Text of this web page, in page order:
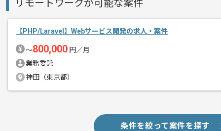
メント
リモートワークが可能な案件
【PHP/Laravel】Webサービス開発の求人・案件
〜800,000 円／月
業務委託
神田（東京都）
条件を絞って案件を探す